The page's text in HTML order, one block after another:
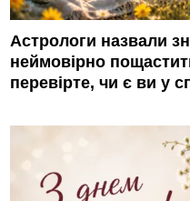
Астрологи назвали
неймовірно
перевірте, чи є ви у